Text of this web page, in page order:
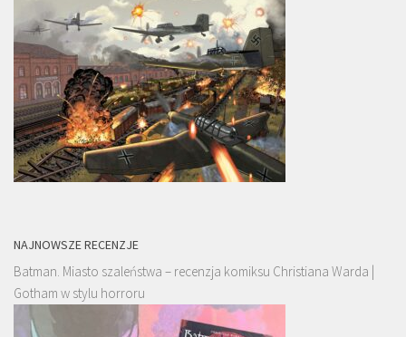
NAJNOWSZE RECENZJE
Batman. Miasto szaleństwa – recenzja komiksu Christiana Warda |
Gotham w stylu horroru